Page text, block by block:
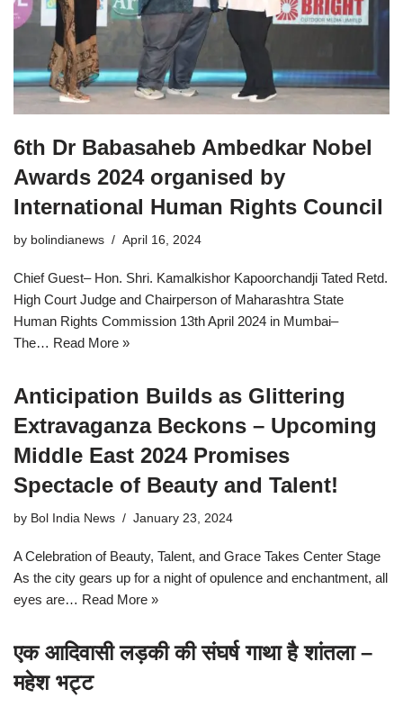
6th Dr Babasaheb Ambedkar Nobel
Awards 2024 organised by
International Human Rights Council
by bolindianews April 16, 2024
Chief Guest– Hon. Shri. Kamalkishor Kapoorchandji Tated Retd.
High Court Judge and Chairperson of Maharashtra State
Human Rights Commission 13th April 2024 in Mumbai–
The… Read More »
Anticipation Builds as Glittering
Extravaganza Beckons – Upcoming
Middle East 2024 Promises
Spectacle of Beauty and Talent!
by Bol India News January 23, 2024
A Celebration of Beauty, Talent, and Grace Takes Center Stage
As the city gears up for a night of opulence and enchantment, all
eyes are… Read More »
एक आदिवासी लड़की की संघर्ष गाथा है शांतला –
महेश भट्ट